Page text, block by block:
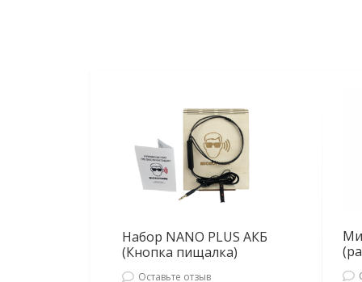
Набор NANO PLUS АКБ
(Кнопка пищалка)
Оставьте отзыв